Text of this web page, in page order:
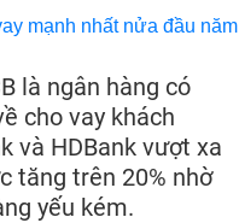
là ngân hàng có
cho vay khách
và HDBank vượt xa
tăng trên 20% nhờ
yếu kém.